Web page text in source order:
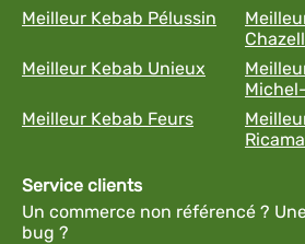
Meilleur Kebab Pélussin
Meilleur Kebab Unieux
Meilleur Kebab Feurs
Service clients
Un commerce non référencé ?
bug ?